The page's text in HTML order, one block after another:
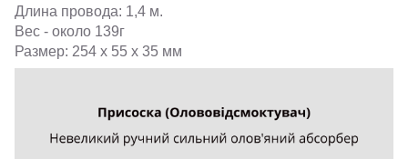
Длина провода: 1,4 м.
Вес - около 139г
Размер: 254 х 55 х 35 мм